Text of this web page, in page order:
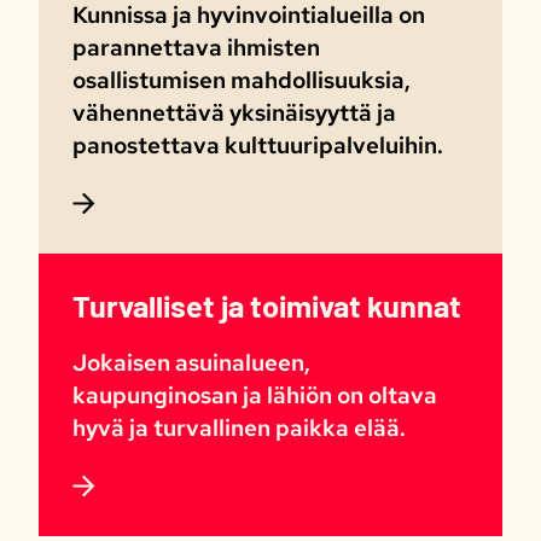
Kunnissa ja hyvinvointialueilla on
parannettava ihmisten
osallistumisen mahdollisuuksia,
vähennettävä yksinäisyyttä ja
panostettava kulttuuripalveluihin.
Turvalliset ja toimivat kunnat
Jokaisen asuinalueen,
kaupunginosan ja lähiön on oltava
hyvä ja turvallinen paikka elää.